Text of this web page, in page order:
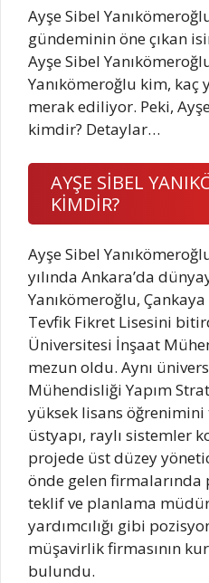
Ayşe Sibel
gündeminin öne çıkan
Ayşe Sibel
Yanıkömeroğlu kim, kaç
merak ediliyor. Peki,
kimdir? Detaylar…
AYŞE SİBEL
KİMDİR?
Ayşe Sibel
yılında Ankara’da
Yanıkömeroğlu,
Tevfik Fikret Lisesini
Üniversitesi İnşaat
mezun oldu. Aynı
Mühendisliği Yapım
yüksek lisans öğrenimini
üstyapı, raylı sistemler
projede üst düzey
önde gelen
teklif ve planlama
yardımcılığı gibi
müşavirlik firmasının
bulundu.